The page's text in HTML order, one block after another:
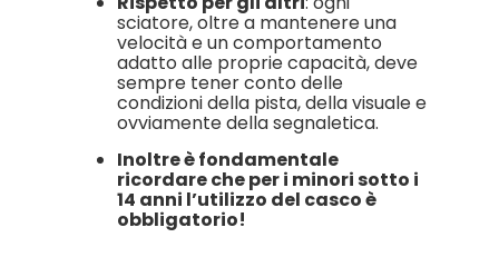
sciatore, oltre a mantenere una
velocità e un comportamento
adatto alle proprie capacità, deve
sempre tener conto delle
condizioni della pista, della visuale e
ovviamente della segnaletica.
Inoltre è fondamentale
ricordare che per i minori sotto i
14 anni l’utilizzo del casco è
obbligatorio!